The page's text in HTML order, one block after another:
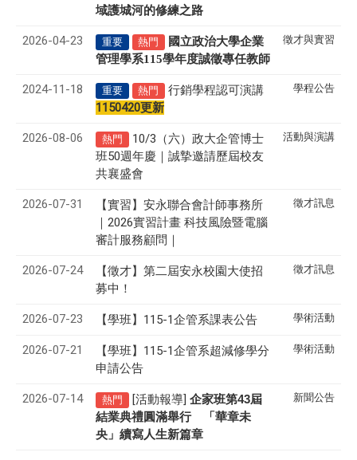
域護城河的修練之路
2026-04-23 重要 熱門
國立政治大學企業
管理學系115學年度誠徵專任教師
徵才與實習
2024-11-18 重要 熱門
行銷學程認可演講
1150420更新
學程公告
2026-08-06 熱門
10/3（六）政大企管博士
班50週年慶｜誠摯邀請歷屆校友
共襄盛會
活動與演講
2026-07-31
【實習】安永聯合會計師事務所
｜2026實習計畫 科技風險暨電腦
審計服務顧問｜
徵才訊息
2026-07-24 【徵才】 第二屆安永校園大使招
募中！
徵才訊息
2026-07-23 【學班】115-1企管系課表公告 學術活動
2026-07-21
【學班】115-1企管系超減修學分
申請公告
學術活動
2026-07-14 熱門 [活動報導] 企家班第43屆
結業典禮圓滿舉行 「華章未
央」續寫人生新篇章
新聞公告